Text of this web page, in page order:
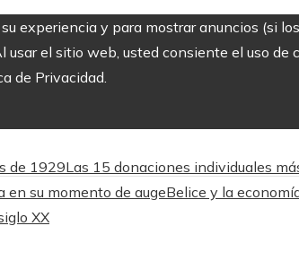
experiencia y para mostrar anuncios (si
el sitio web, usted consiente el uso
de Privacidad.
de 1929Las 15 donaciones individuales
su momento de augeBelice y la
XX